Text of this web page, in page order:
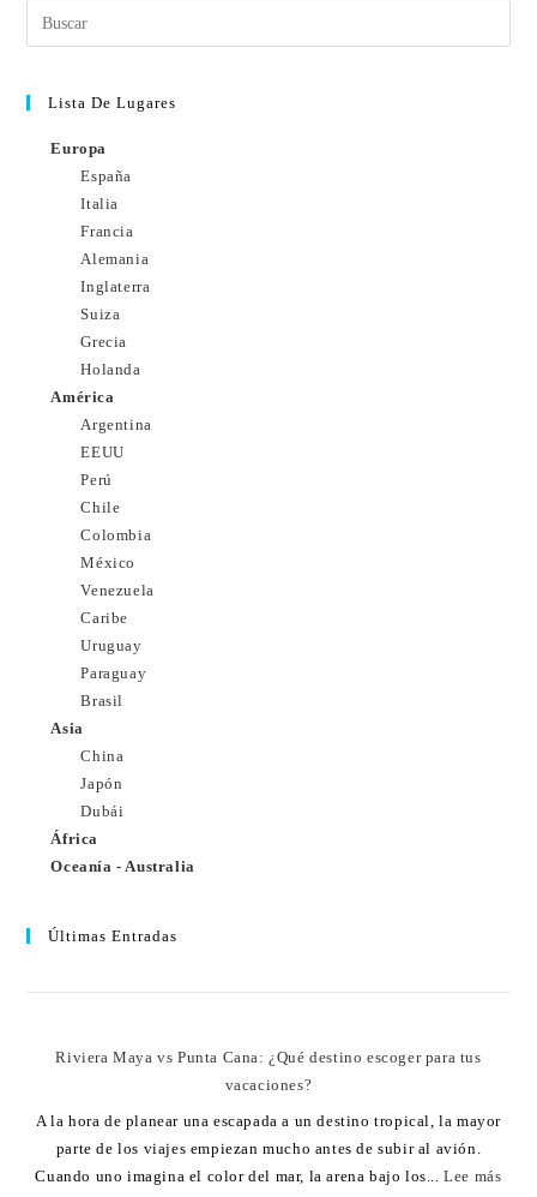
Lista De Lugares
Europa
España
Italia
Francia
Alemania
Inglaterra
Suiza
Grecia
Holanda
América
Argentina
EEUU
Perú
Chile
Colombia
México
Venezuela
Caribe
Uruguay
Paraguay
Brasil
Asia
China
Japón
Dubái
África
Oceanía - Australia
Últimas Entradas
Riviera Maya vs Punta Cana: ¿Qué destino escoger para tus
vacaciones?
A la hora de planear una escapada a un destino tropical, la mayor
parte de los viajes empiezan mucho antes de subir al avión.
Cuando uno imagina el color del mar, la arena bajo los...Lee más